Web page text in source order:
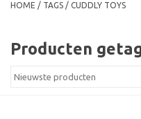
HOME / TAGS / CUDDLY TOYS
Producten